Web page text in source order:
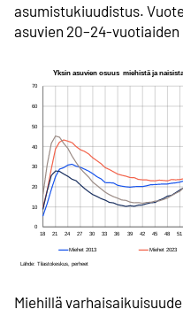
asumistukiuudistus.
asuvien 20–24-vuotiaiden
Miehillä